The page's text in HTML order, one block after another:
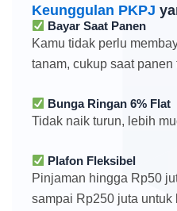
Keunggulan PKPJ
Bayar Saat Panen
Kamu tidak perlu
tanam, cukup saat panen
Bunga Ringan 6% Flat
Tidak naik turun, lebih
Plafon Fleksibel
Pinjaman hingga Rp50
sampai Rp250 juta untuk